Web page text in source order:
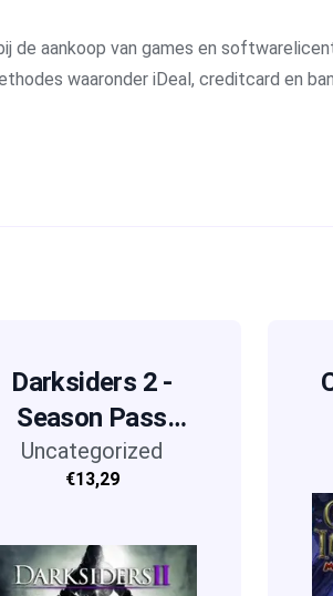
de aankoop van games en
waaronder iDeal, creditcard en
Darksiders 2 -
Season Pass
(DLC)
Uncategorized
€13,29